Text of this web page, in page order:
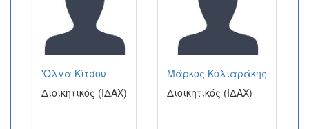
'Ολγα Κίτσου
Διοικητικός (ΙΔΑΧ)
Μάρκος Κολιαράκης
Διοικητικός (ΙΔΑΧ)